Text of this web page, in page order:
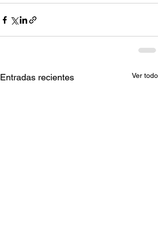
Entradas recientes Ver todo